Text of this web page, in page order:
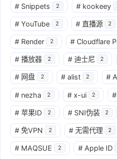
# Snippets 2 # kookeey
# YouTube 2 # 直播源 2
# Render 2 # Cloudflare
# 播放器 2 # 迪士尼 2
# 网盘 2 # alist 2 #
# nezha 2 # x-ui 2 #
# 苹果ID 2 # SNI伪装 2
# 免VPN 2 # 无需代理 2
# MAQSUE 2 # Apple ID